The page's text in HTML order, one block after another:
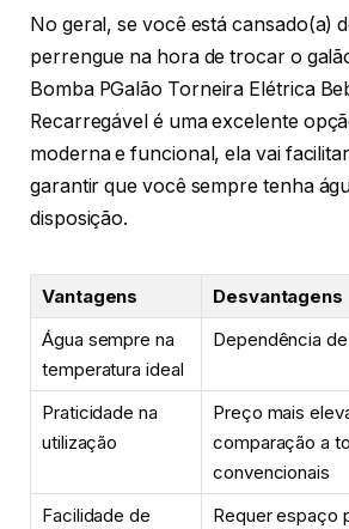
No geral, se você está cansado(a)
perrengue na hora de trocar o
Bomba PGalão Torneira Elétrica
Recarregável é uma excelente
moderna e funcional, ela vai
garantir que você sempre tenha
disposição.
Vantagens
Desvantagens
Água sempre na
temperatura ideal
Dependência
Praticidade na
utilização
Preço mais
comparação a
convencionais
Facilidade de
Requer espaço